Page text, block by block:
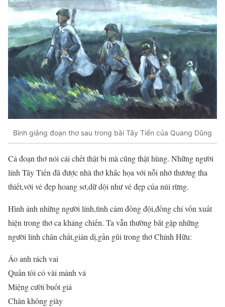
Bình giảng đoạn thơ sau trong bài Tây Tiến của Quang Dũng
Cả đoạn thơ nói cái chết thật bi mà cũng thật hùng. Những người
lính Tây Tiến đã được nhà thơ khắc họa với nỗi nhớ thương tha
thiết,với vẻ đẹp hoang sơ,dữ dội như vẻ đẹp của núi rừng.
Hình ảnh những người lính,tình cảm đồng đội,đồng chí vốn xuất
hiện trong thơ ca kháng chiến. Ta vẫn thường bắt gặp những
người lính chân chất,giản dị,gần gũi trong thơ Chính Hữu:
Áo anh rách vai
Quần tôi có vài mảnh vá
Miệng cười buốt giá
Chân không giày